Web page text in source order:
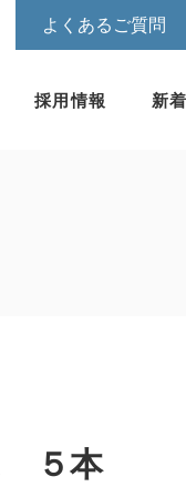
よくあるご質問
採用情報 新
５本